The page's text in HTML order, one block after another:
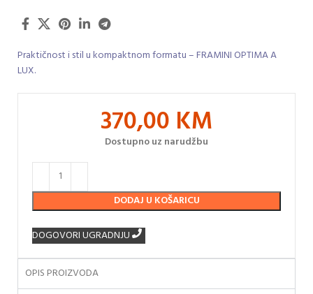
Praktičnost i stil u kompaktnom formatu – FRAMINI OPTIMA A
LUX.
370,00 KM
Dostupno uz narudžbu
DODAJ U KOŠARICU
DOGOVORI UGRADNJU
OPIS PROIZVODA